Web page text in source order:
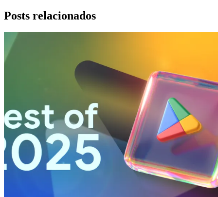
Posts relacionados